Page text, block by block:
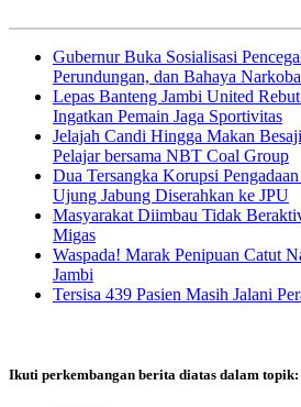
Gubernur Buka Sosialisasi
Perundungan, dan Bahaya
Lepas Banteng Jambi United
Ingatkan Pemain Jaga Sportivitas
Jelajah Candi Hingga Makan
Pelajar bersama NBT Coal Group
Dua Tersangka Korupsi
Ujung Jabung Diserahkan ke JPU
Masyarakat Diimbau Tidak
Migas
Waspada! Marak Penipuan Catut
Jambi
Tersisa 439 Pasien Masih Jalani
Ikuti perkembangan berita diatas dalam topik: